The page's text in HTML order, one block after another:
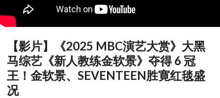
【影片】《2025 MBC演艺大赏》大黑
马综艺《新人教练金软景》夺得 6 冠
王！金软景、SEVENTEEN胜寛红毯盛
况